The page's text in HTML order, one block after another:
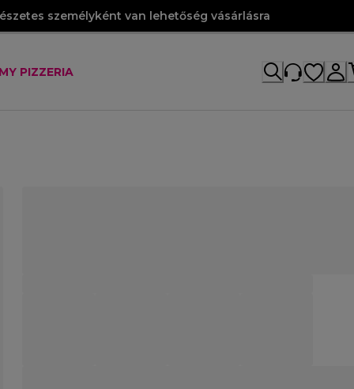
személyként van lehetőség vásárlásra
PIZZERIA